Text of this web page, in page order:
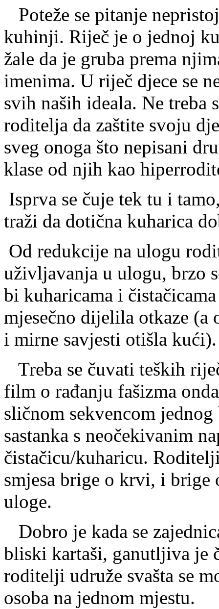
Poteže se pitanje
kuhinji. Riječ je o jednoj
žale da je gruba prema
imenima. U riječ djece se
svih naših ideala. Ne treba
roditelja da zaštite svoju
sveg onoga što nepisani
klase od njih kao
Isprva se čuje tek tu i
traži da dotična kuharica
Od redukcije na ulogu
uživljavanja u ulogu, brzo
bi kuharicama i
mjesečno dijelila otkaze (a
i mirne savjesti otišla kući).
Treba se čuvati teških
film o rađanju fašizma
sličnom sekvencom
sastanka s neočekivanim
čistačicu/kuharicu.
smjesa brige o krvi, i brige
uloge.
Dobro je kada se
bliski kartaši, ganutljiva je
roditelji udruže svašta se
osoba na jednom mjestu.